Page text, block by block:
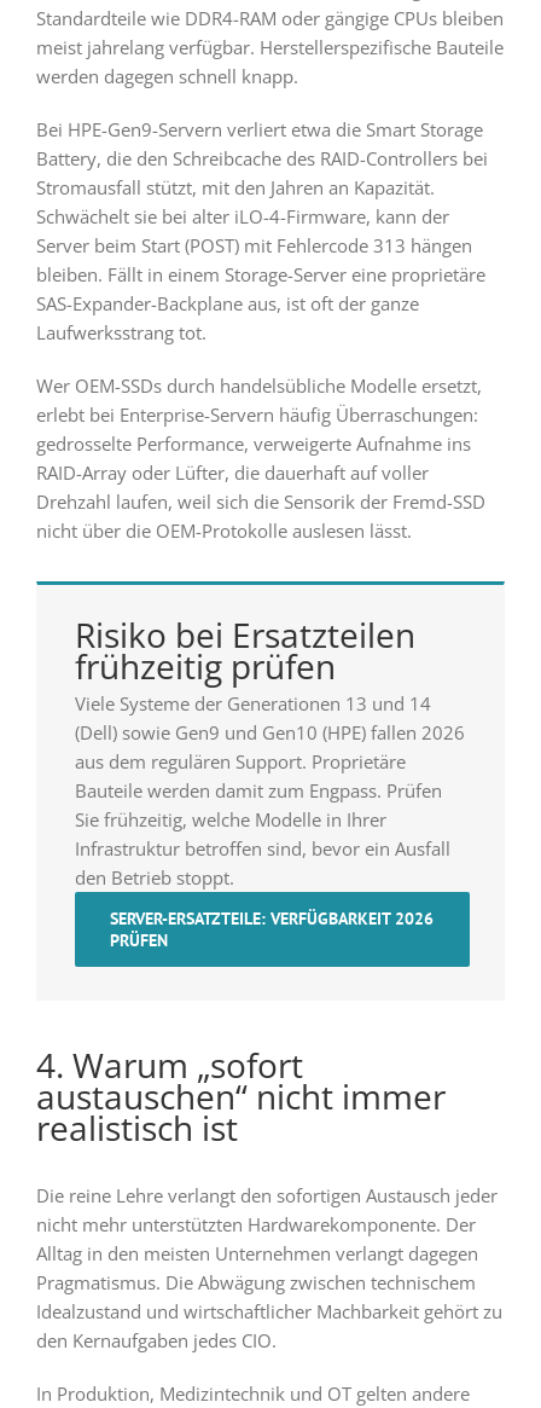
Standardteile wie DDR4-RAM oder gängige CPUs bleiben
meist jahrelang verfügbar. Herstellerspezifische Bauteile
werden dagegen schnell knapp.
Bei HPE-Gen9-Servern verliert etwa die Smart Storage
Battery, die den Schreibcache des RAID-Controllers bei
Stromausfall stützt, mit den Jahren an Kapazität.
Schwächelt sie bei alter iLO-4-Firmware, kann der
Server beim Start (POST) mit Fehlercode 313 hängen
bleiben. Fällt in einem Storage-Server eine proprietäre
SAS-Expander-Backplane aus, ist oft der ganze
Laufwerksstrang tot.
Wer OEM-SSDs durch handelsübliche Modelle ersetzt,
erlebt bei Enterprise-Servern häufig Überraschungen:
gedrosselte Performance, verweigerte Aufnahme ins
RAID-Array oder Lüfter, die dauerhaft auf voller
Drehzahl laufen, weil sich die Sensorik der Fremd-SSD
nicht über die OEM-Protokolle auslesen lässt.
Risiko bei Ersatzteilen
frühzeitig prüfen
Viele Systeme der Generationen 13 und 14
(Dell) sowie Gen9 und Gen10 (HPE) fallen 2026
aus dem regulären Support. Proprietäre
Bauteile werden damit zum Engpass. Prüfen
Sie frühzeitig, welche Modelle in Ihrer
Infrastruktur betroffen sind, bevor ein Ausfall
den Betrieb stoppt.
SERVER-ERSATZTEILE: VERFÜGBARKEIT 2026
PRÜFEN
4. Warum „sofort
austauschen“ nicht immer
realistisch ist
Die reine Lehre verlangt den sofortigen Austausch jeder
nicht mehr unterstützten Hardwarekomponente. Der
Alltag in den meisten Unternehmen verlangt dagegen
Pragmatismus. Die Abwägung zwischen technischem
Idealzustand und wirtschaftlicher Machbarkeit gehört zu
den Kernaufgaben jedes CIO.
In Produktion, Medizintechnik und OT gelten andere